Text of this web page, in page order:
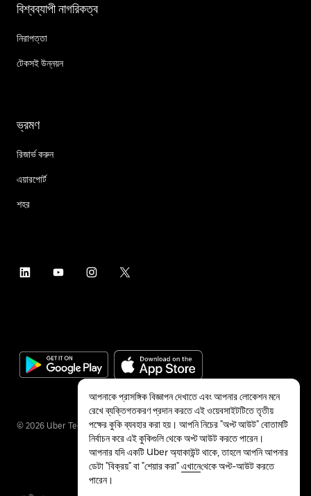
বিশ্বব্যাপী নাগরিকত্ব
নিরাপত্তা
টেকসই উন্নয়ন
ভ্রমণ
রিজার্ভ করুন
এয়ারপোর্ট
শহর
© 2026 Uber Technologies Inc.
আপনাকে প্রাসঙ্গিক বিজ্ঞাপন দেখাতে এবং আপনার লোকেশন মনে
রেখে ব্যক্তিগতকরণ প্রদান করতে এই ওয়েবসাইটটিতে তৃতীয়
পক্ষের কুকি ব্যবহার করা হয়। আপনি নিচের "অপ্ট আউট" বোতামটি
নির্বাচন করে এই কুকিগুলি থেকে অপ্ট আউট করতে পারেন।
আপনার যদি একটি Uber অ্যাকাউন্ট থাকে, তাহলে আপনি আপনার
ডেটা "বিক্রয়" বা "শেয়ার করা"এখানেথেকে অপ্ট-আউট করতে
পারেন।